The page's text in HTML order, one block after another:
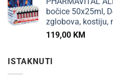
bočice 50x25ml,
zglobova, kostiju,
119,00 KM
ISTAKNUTI